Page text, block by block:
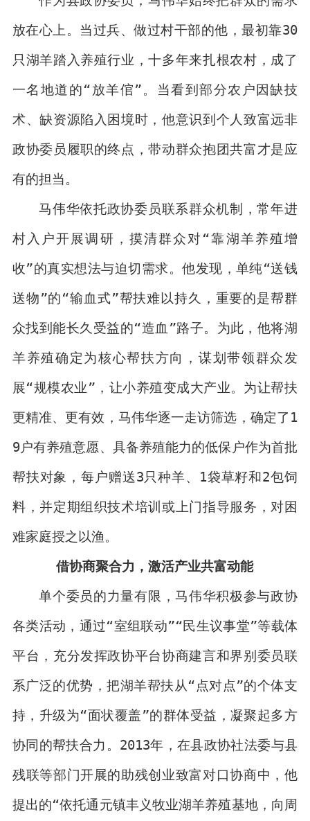
放在心上。当过兵、做过村干部的他，最初靠30
只湖羊踏入养殖行业，十多年来扎根农村，成了
一名地道的“放羊倌”。当看到部分农户因缺技
术、缺资源陷入困境时，他意识到个人致富远非
政协委员履职的终点，带动群众抱团共富才是应
有的担当。
马伟华依托政协委员联系群众机制，常年进
村入户开展调研，摸清群众对“靠湖羊养殖增
收”的真实想法与迫切需求。他发现，单纯“送钱
送物”的“输血式”帮扶难以持久，重要的是帮群
众找到能长久受益的“造血”路子。为此，他将湖
羊养殖确定为核心帮扶方向，谋划带领群众发
展“规模农业”，让小养殖变成大产业。为让帮扶
更精准、更有效，马伟华逐一走访筛选，确定了1
9户有养殖意愿、具备养殖能力的低保户作为首批
帮扶对象，每户赠送3只种羊、1袋草籽和2包饲
料，并定期组织技术培训或上门指导服务，对困
难家庭授之以渔。
借协商聚合力，激活产业共富动能
单个委员的力量有限，马伟华积极参与政协
各类活动，通过“室组联动”“民生议事堂”等载体
平台，充分发挥政协平台协商建言和界别委员联
系广泛的优势，把湖羊帮扶从“点对点”的个体支
持，升级为“面状覆盖”的群体受益，凝聚起多方
协同的帮扶合力。2013年，在县政协社法委与县
残联等部门开展的助残创业致富对口协商中，他
提出的“依托通元镇丰义牧业湖羊养殖基地，向周